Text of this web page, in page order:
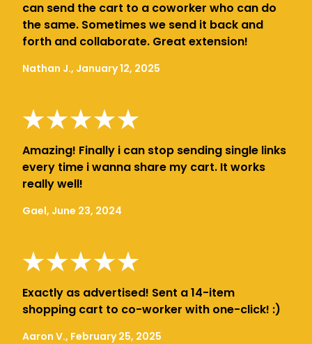
can send the cart to a coworker who can do
the same. Sometimes we send it back and
forth and collaborate. Great extension!
Nathan J., January 12, 2025
Amazing! Finally i can stop sending single links
every time i wanna share my cart. It works
really well!
Gael, June 23, 2024
Exactly as advertised! Sent a 14-item
shopping cart to co-worker with one-click! :)
Aaron V., February 25, 2025